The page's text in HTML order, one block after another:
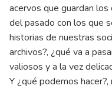
acervos que guardan
del pasado con los que
historias de nuestras
archivos?, ¿qué va a
valiosos y a la vez
Y ¿qué podemos